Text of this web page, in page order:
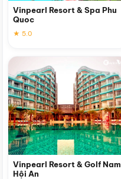
Vinpearl Resort & Spa Phu
Quoc
★ 5.0
Vinpearl Resort & Golf Nam
Hội An